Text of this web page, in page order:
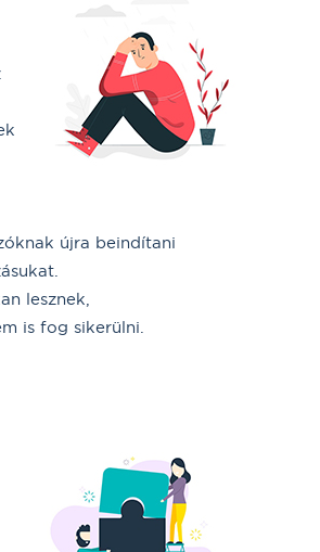
újra beindítani
lesznek,
is fog sikerülni.